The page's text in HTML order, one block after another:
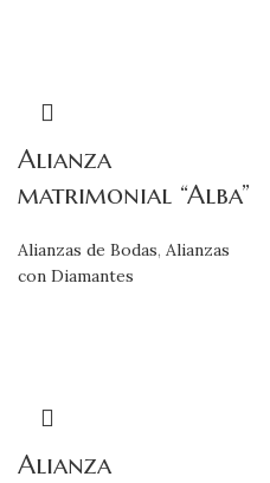
Alianza
matrimonial “Alba”
Alianzas de Bodas, Alianzas
con Diamantes
Alianza